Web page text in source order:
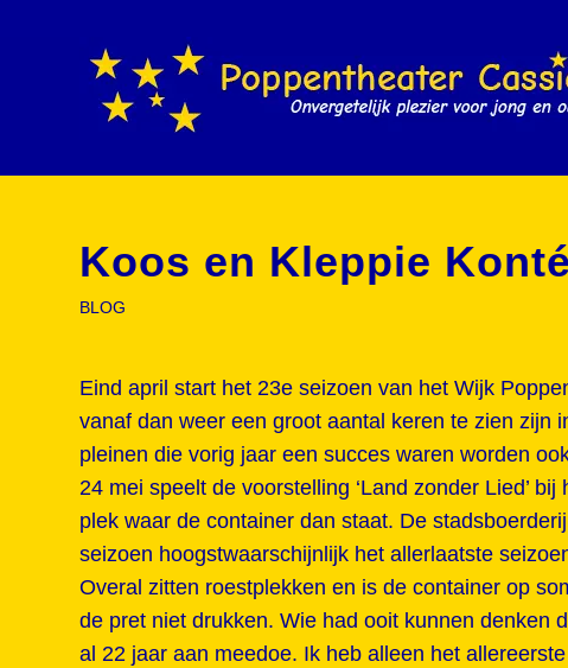
Koos en Kleppie
BLOG
Eind april start het 23e seizoen van het Wijk
vanaf dan weer een groot aantal keren te zien zijn
pleinen die vorig jaar een succes waren worden
24 mei speelt de voorstelling ‘Land zonder Lied’
plek waar de container dan staat. De
seizoen hoogstwaarschijnlijk het allerlaatste
Overal zitten roestplekken en is de container op
de pret niet drukken. Wie had ooit kunnen denken
al 22 jaar aan meedoe. Ik heb alleen het